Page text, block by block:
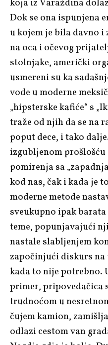
koja iz Varaždina
Dok se ona ispunjena
u kojem je bila davno i
na oca i očevog
stolnjake, američki
usmereni su ka
vode u moderne
„hipsterske kafiće“ s
traže od njih da se na
poput dece, i tako
izgubljenom
pomirenja sa
kod nas, čak i kada je
moderne metode
sveukupno ipak
teme, popunjavajući
nastale slabljenjem
započinjući diskurs na
kada to nije potrebno.
primer, pripovedačica
trudnoćom u
čujem kamion,
odlazi cestom van